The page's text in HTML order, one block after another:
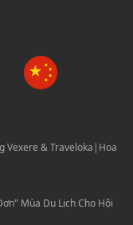
Vexere & Traveloka|Hoa
Mùa Du Lịch Cho Hội